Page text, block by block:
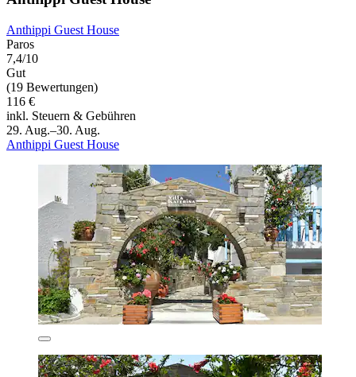
Anthippi Guest House
Paros
7,4/10
Gut
(19 Bewertungen)
116 €
inkl. Steuern & Gebühren
29. Aug.–30. Aug.
Anthippi Guest House